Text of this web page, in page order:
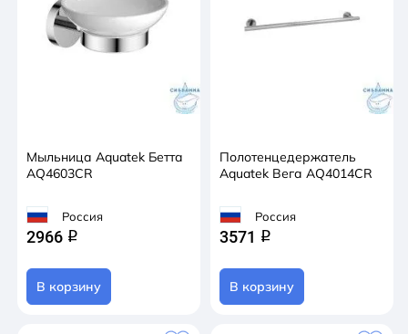
Мыльница Aquatek Бетта
AQ4603CR
Россия
2966 q
В корзину
Полотенцедержатель
Aquatek Вега AQ4014CR
Россия
3571 q
В корзину